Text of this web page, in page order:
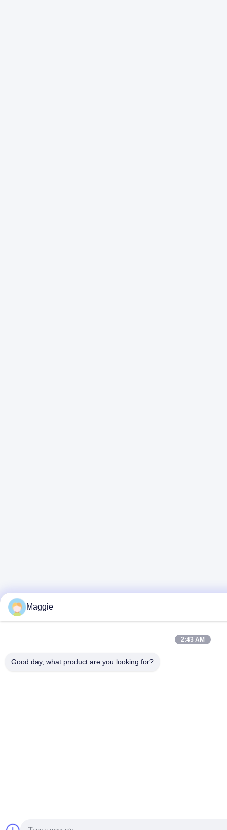
Maggie
2:43 AM
Good day, what product are you looking for?